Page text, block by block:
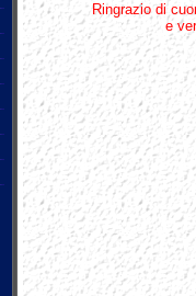
Ringrazio di
e